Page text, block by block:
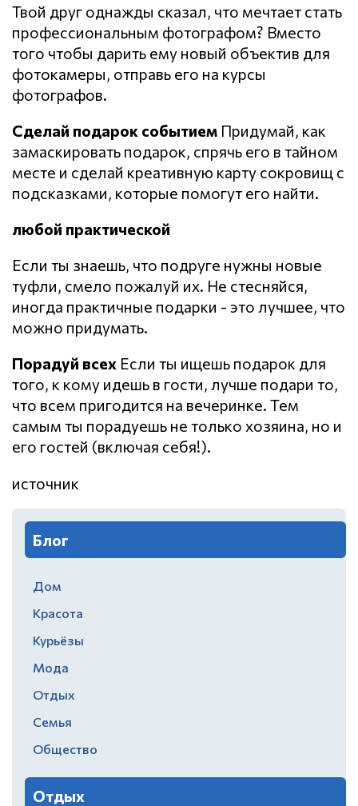
Твой друг однажды сказал, что мечтает стать
профессиональным фотографом? Вместо
того чтобы дарить ему новый объектив для
фотокамеры, отправь его на курсы
фотографов.
Сделай подарок событием Придумай, как
замаскировать подарок, спрячь его в тайном
месте и сделай креативную карту сокровищ с
подсказками, которые помогут его найти.
любой практической
Если ты знаешь, что подруге нужны новые
туфли, смело пожалуй их. Не стесняйся,
иногда практичные подарки - это лучшее, что
можно придумать.
Порадуй всех Если ты ищешь подарок для
того, к кому идешь в гости, лучше подари то,
что всем пригодится на вечеринке. Тем
самым ты порадуешь не только хозяина, но и
его гостей (включая себя!).
источник
Блог
Дом
Красота
Курьёзы
Мода
Отдых
Семья
Общество
Отдых